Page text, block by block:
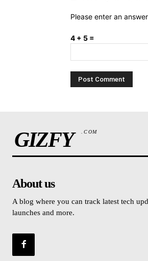
Please enter an
4 + 5 =
GIZFY .COM
About us
A blog where you can track latest tech
launches and more.